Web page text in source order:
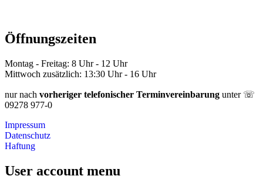
Öffnungszeiten
Montag - Freitag: 8 Uhr - 12 Uhr
Mittwoch zusätzlich: 13:30 Uhr - 16 Uhr
nur nach vorheriger telefonischer Terminvereinbarung unter ☏
09278 977-0
Impressum
Datenschutz
Haftung
User account menu